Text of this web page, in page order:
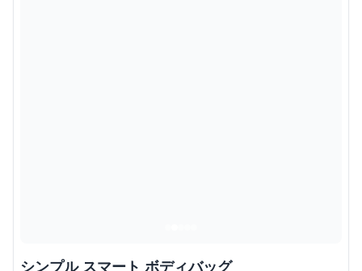
シンプル スマート ボディバッグ